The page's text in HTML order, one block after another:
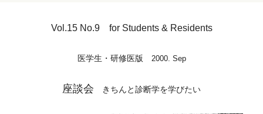
Vol.15 No.9 for Students & Residents
医学生・研修医版 2000. Sep
座談会 きちんと診断学を学びたい